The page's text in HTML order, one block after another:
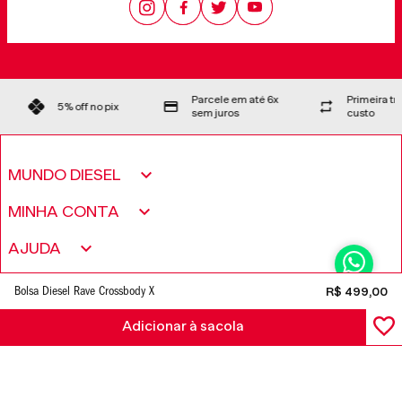
Bolsa Diesel Rave Crossbody X R$ 499,00
Adicionar à sacola
5% off no pix
Parcele em até 6x
sem juros
Primeira
custo
MUNDO DIESEL
Sobre nós
Trabalhe conosco
MINHA CONTA
Meus pedidos
Minha conta
AJUDA
Perguntas frequentes
CONTATO
FORMAS DE PAGAMENTO